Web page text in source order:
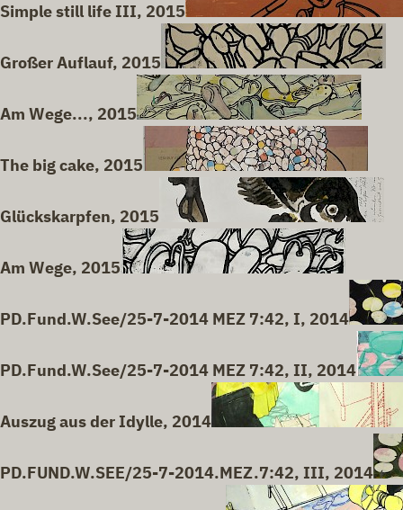
Simple still life III, 2015
Großer Auflauf, 2015
Am Wege..., 2015
The big cake, 2015
Glückskarpfen, 2015
Am Wege, 2015
PD.Fund.W.See/25-7-2014 MEZ 7:42, I, 2014
PD.Fund.W.See/25-7-2014 MEZ 7:42, II, 2014
Auszug aus der Idylle, 2014
PD.FUND.W.SEE/25-7-2014.MEZ.7:42, III, 2014